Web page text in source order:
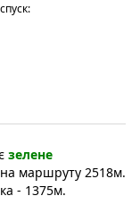
зелене
маршруту 2518м.
- 1375м.